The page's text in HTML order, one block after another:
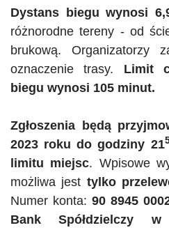
Dystans biegu wynosi
różnorodnetereny - od
brukową. Organizatorzy
oznaczenie trasy. Limit
biegu wynosi 105 minut.
Zgłoszenia będą
2023 roku do godziny 21
limitu miejsc. Wpisowe
możliwa jest tylko
Numer konta: 90 8945
Bank Spółdzielczy w